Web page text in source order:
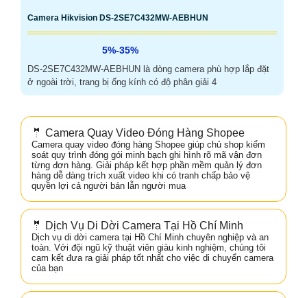
Camera Hikvision DS-2SE7C432MW-AEBHUN
5%-35%
DS-2SE7C432MW-AEBHUN là dòng camera phù hợp lắp đặt
ở ngoài trời, trang bị ống kính có độ phân giải 4
🤵 Camera Quay Video Đóng Hàng Shopee
Camera quay video đóng hàng Shopee giúp chủ shop kiểm
soát quy trình đóng gói minh bạch ghi hình rõ mã vận đơn
từng đơn hàng. Giải pháp kết hợp phần mềm quản lý đơn
hàng dễ dàng trích xuất video khi có tranh chấp bảo vệ
quyền lợi cả người bán lẫn người mua
🤵 Dịch Vụ Di Dời Camera Tại Hồ Chí Minh
Dịch vụ di dời camera tại Hồ Chí Minh chuyên nghiệp và an
toàn. Với đội ngũ kỹ thuật viên giàu kinh nghiệm, chúng tôi
cam kết đưa ra giải pháp tốt nhất cho việc di chuyển camera
của bạn